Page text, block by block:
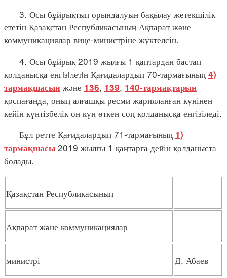
3. Осы бұйрықтың орындалуын бақылау жетекшілік
ететін Қазақстан Республикасының Ақпарат және
коммуникациялар вице-министріне жүктелсін.
4. Осы бұйрық 2019 жылғы 1 қаңтардан бастап
қолданысқа енгiзiлетiн Қағидалардың 70-тармағының 4)
тармақшасын және 136, 139, 140-тармақтарын
қоспағанда, оның алғашқы ресми жарияланған күнінен
кейін күнтізбелік он күн өткен соң қолданысқа енгізіледі.
Бұл ретте Қағидалардың 71-тармағының 1)
тармақшасы 2019 жылғы 1 қаңтарға дейін қолданыста
болады.
Қазақстан Республикасының
Ақпарат және коммуникациялар
министрі Д. Абаев